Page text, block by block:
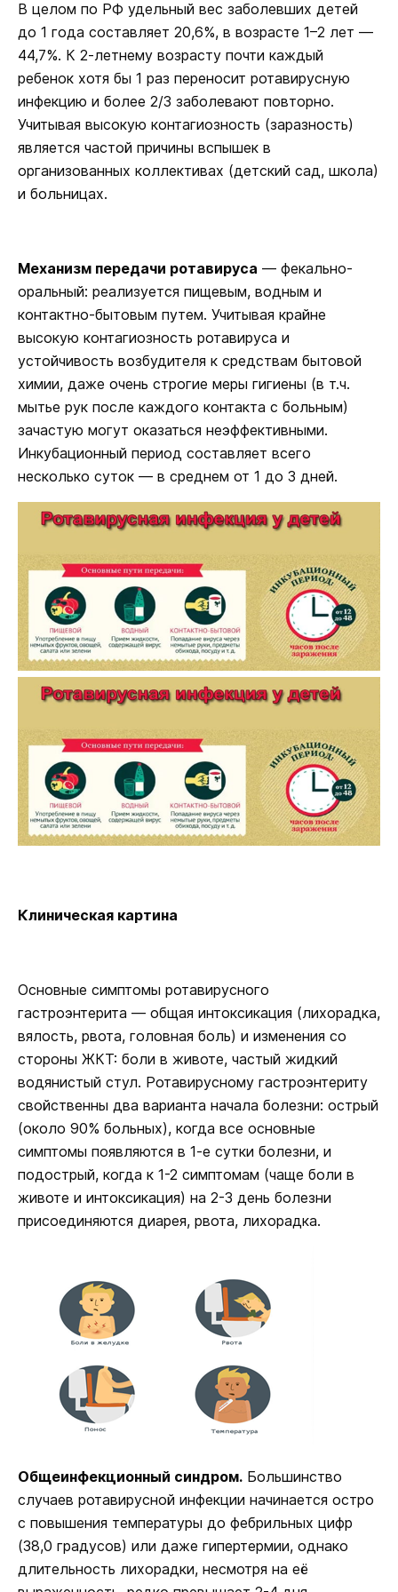
В целом по РФ удельный вес заболевших детей
до 1 года составляет 20,6%, в возрасте 1–2 лет —
44,7%. К 2-летнему возрасту почти каждый
ребенок хотя бы 1 раз переносит ротавирусную
инфекцию и более 2/3 заболевают повторно.
Учитывая высокую контагиозность (заразность)
является частой причины вспышек в
организованных коллективах (детский сад, школа)
и больницах.
Механизм передачи ротавируса ― фекально-
оральный: реализуется пищевым, водным и
контактно-бытовым путем. Учитывая крайне
высокую контагиозность ротавируса и
устойчивость возбудителя к средствам бытовой
химии, даже очень строгие меры гигиены (в т.ч.
мытье рук после каждого контакта с больным)
зачастую могут оказаться неэффективными.
Инкубационный период составляет всего
несколько суток ― в среднем от 1 до 3 дней.
Клиническая картина
Основные симптомы ротавирусного
гастроэнтерита — общая интоксикация (лихорадка,
вялость, рвота, головная боль) и изменения со
стороны ЖКТ: боли в животе, частый жидкий
водянистый стул. Ротавирусному гастроэнтериту
свойственны два варианта начала болезни: острый
(около 90% больных), когда все основные
симптомы появляются в 1-е сутки болезни, и
подострый, когда к 1-2 симптомам (чаще боли в
животе и интоксикация) на 2-3 день болезни
присоединяются диарея, рвота, лихорадка.
Общеинфекционный синдром. Большинство
случаев ротавирусной инфекции начинается остро
с повышения температуры до фебрильных цифр
(38,0 градусов) или даже гипертермии, однако
длительность лихорадки, несмотря на её